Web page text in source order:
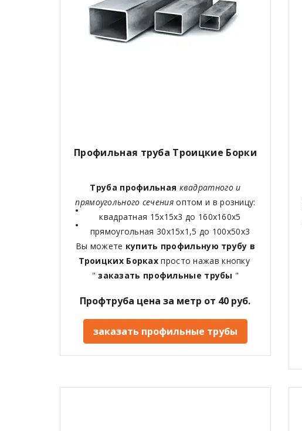
Профильная труба Троицкие Борки
Труба профильная квадратного и
прямоугольного сеченияоптом и в розницу:
квадратная 15х15х3 до 160х160х5
прямоугольная 30х15х1,5 до 100х50х3
Вы можете купить профильную трубу в
Троицких Боркахпросто нажав кнопку
"заказать профильные трубы "
Профтруба цена за метр от 40 руб.
заказать профильные трубы